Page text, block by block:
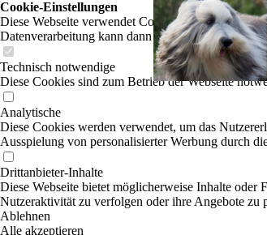
Cookie-Einstellungen
Diese Webseite verwendet Cookies, um
Datenverarbeitung kann dann auch in einem
Technisch notwendige
Diese Cookies sind zum Betrieb der Webseite
Analytische
Diese Cookies werden verwendet, um das
Ausspielung von personalisierter Werbung durch
Drittanbieter-Inhalte
Diese Webseite bietet möglicherweise Inhalte
Nutzeraktivität zu verfolgen oder ihre Angebote zu
Ablehnen
Alle akzeptieren